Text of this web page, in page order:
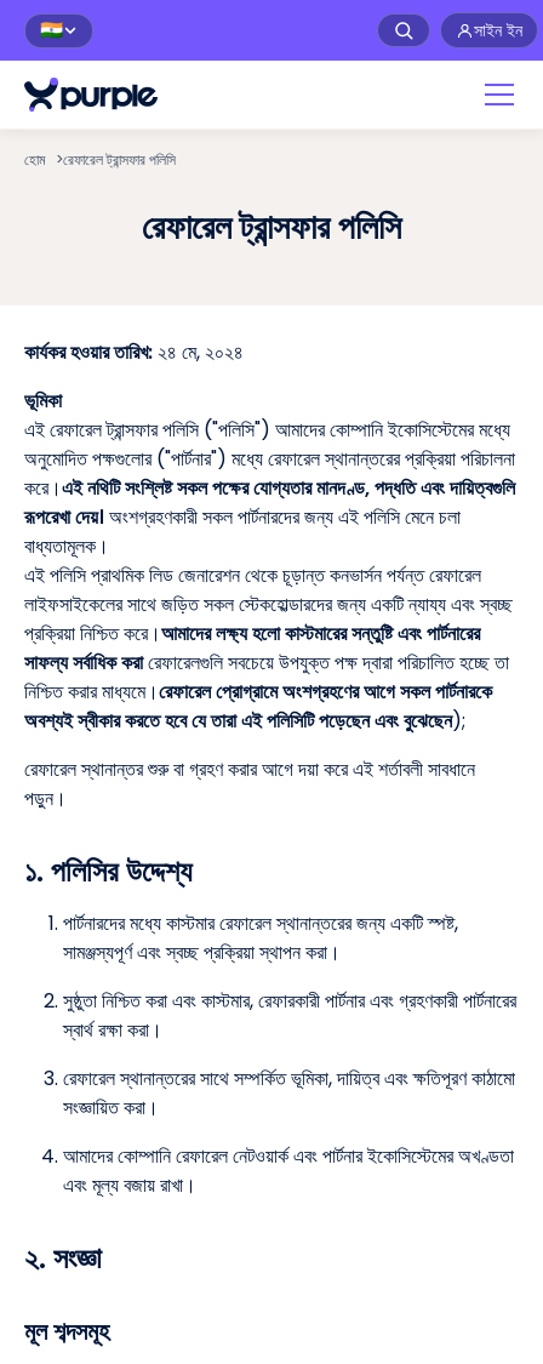
🇮🇳 সাইন ইন
হোম >রেফারেল ট্রান্সফার পলিসি
রেফারেল ট্রান্সফার পলিসি
কার্যকর হওয়ার তারিখ: ২৪ মে, ২০২৪
ভূমিকা
এই রেফারেল ট্রান্সফার পলিসি ("পলিসি") আমাদের কোম্পানি ইকোসিস্টেমের মধ্যে
অনুমোদিত পক্ষগুলোর ("পার্টনার") মধ্যে রেফারেল স্থানান্তরের প্রক্রিয়া পরিচালনা
করে।এই নথিটি সংশ্লিষ্ট সকল পক্ষের যোগ্যতার মানদণ্ড, পদ্ধতি এবং দায়িত্বগুলি
রূপরেখা দেয়। অংশগ্রহণকারী সকল পার্টনারদের জন্য এই পলিসি মেনে চলা
বাধ্যতামূলক।
এই পলিসি প্রাথমিক লিড জেনারেশন থেকে চূড়ান্ত কনভার্সন পর্যন্ত রেফারেল
লাইফসাইকেলের সাথে জড়িত সকল স্টেকহোল্ডারদের জন্য একটি ন্যায্য এবং স্বচ্ছ
প্রক্রিয়া নিশ্চিত করে।আমাদের লক্ষ্য হলো কাস্টমারের সন্তুষ্টি এবং পার্টনারের
সাফল্য সর্বাধিক করারেফারেলগুলি সবচেয়ে উপযুক্ত পক্ষ দ্বারা পরিচালিত হচ্ছে তা
নিশ্চিত করার মাধ্যমে।রেফারেল প্রোগ্রামে অংশগ্রহণের আগে সকল পার্টনারকে
অবশ্যই স্বীকার করতে হবে যে তারা এই পলিসিটি পড়েছেন এবং বুঝেছেন);
রেফারেল স্থানান্তর শুরু বা গ্রহণ করার আগে দয়া করে এই শর্তাবলী সাবধানে
পড়ুন।
১. পলিসির উদ্দেশ্য
পার্টনারদের মধ্যে কাস্টমার রেফারেল স্থানান্তরের জন্য একটি স্পষ্ট,
সামঞ্জস্যপূর্ণ এবং স্বচ্ছ প্রক্রিয়া স্থাপন করা।
সুষ্ঠুতা নিশ্চিত করা এবং কাস্টমার, রেফারকারী পার্টনার এবং গ্রহণকারী পার্টনারের
স্বার্থ রক্ষা করা।
রেফারেল স্থানান্তরের সাথে সম্পর্কিত ভূমিকা, দায়িত্ব এবং ক্ষতিপূরণ কাঠামো
সংজ্ঞায়িত করা।
আমাদের কোম্পানি রেফারেল নেটওয়ার্ক এবং পার্টনার ইকোসিস্টেমের অখণ্ডতা
এবং মূল্য বজায় রাখা।
২. সংজ্ঞা
মূল শব্দসমূহ